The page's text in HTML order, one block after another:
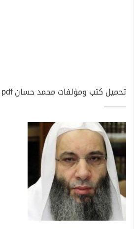
تحميل كتب ومؤلفات محمد حسان pdf